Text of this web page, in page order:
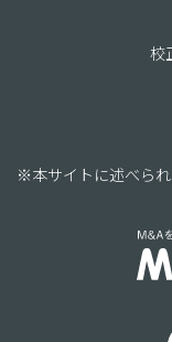
校
※本サイトに述べられ